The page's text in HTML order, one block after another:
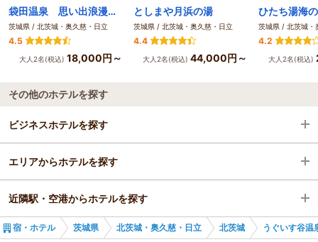
袋田温泉 思い出浪漫館～自然に囲まれた美人の湯～
茨城県 / 北茨城・奥久慈・日立
4.5
大人2名(税込) 18,000円～
としまや月浜の湯
茨城県 / 北茨城・奥久慈・日立
4.4
大人2名(税込) 44,000円～
ひたち湯海
茨城県 / 北茨城・
4.2
大人2名(税込)
その他のホテルを探す
ビジネスホテルを探す
茨城県
北茨城・奥久慈・日立
北茨城
エリアからホテルを探す
茨城県
北茨城・奥久慈・日立
近隣駅・空港からホテルを探す
磯原駅
宿・ホテル 茨城県 北茨城・奥久慈・日立 北茨城 うぐいす谷